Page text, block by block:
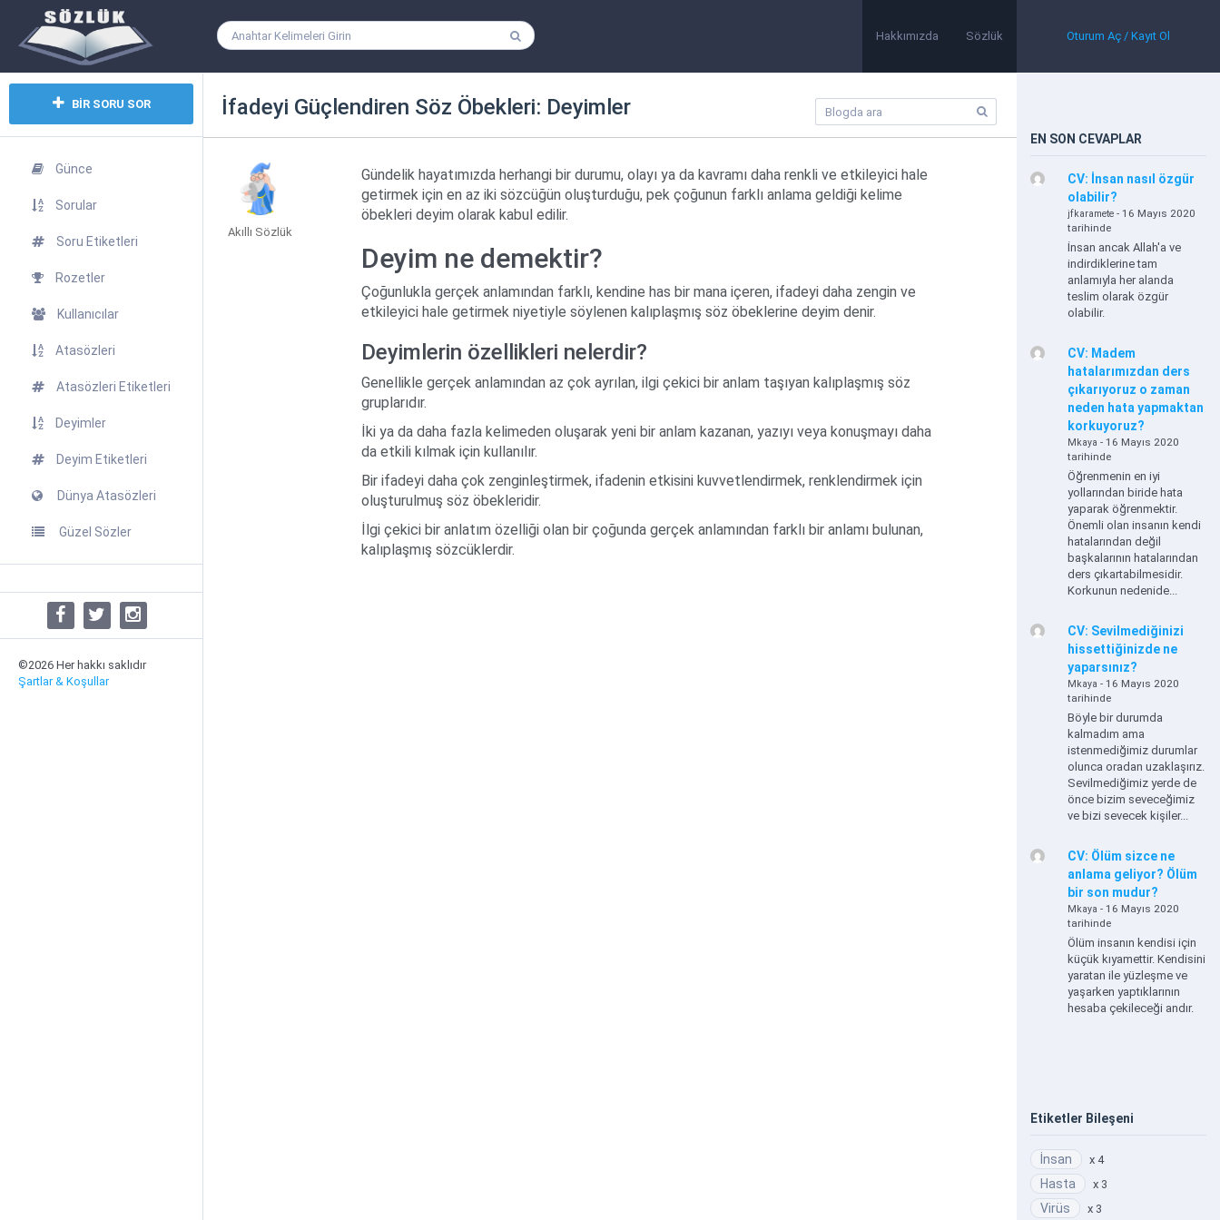
Hakkımızda Sözlük Oturum Aç / Kayıt Ol
BİR SORU SOR
Günce
Sorular
Soru Etiketleri
Rozetler
Kullanıcılar
Atasözleri
Atasözleri Etiketleri
Deyimler
Deyim Etiketleri
Dünya Atasözleri
Güzel Sözler
©2026 Her hakkı saklıdır
Şartlar & Koşullar
İfadeyi Güçlendiren Söz Öbekleri: Deyimler
Akıllı Sözlük
Gündelik hayatımızda herhangi bir durumu, olayı ya da kavramı daha renkli ve etkileyici hale
getirmek için en az iki sözcüğün oluşturduğu, pek çoğunun farklı anlama geldiği kelime
öbekleri deyim olarak kabul edilir.
Deyim ne demektir?
Çoğunlukla gerçek anlamından farklı, kendine has bir mana içeren, ifadeyi daha zengin ve
etkileyici hale getirmek niyetiyle söylenen kalıplaşmış söz öbeklerine deyim denir.
Deyimlerin özellikleri nelerdir?
Genellikle gerçek anlamından az çok ayrılan, ilgi çekici bir anlam taşıyan kalıplaşmış söz
gruplarıdır.
İki ya da daha fazla kelimeden oluşarak yeni bir anlam kazanan, yazıyı veya konuşmayı daha
da etkili kılmak için kullanılır.
Bir ifadeyi daha çok zenginleştirmek, ifadenin etkisini kuvvetlendirmek, renklendirmek için
oluşturulmuş söz öbekleridir.
İlgi çekici bir anlatım özelliği olan bir çoğunda gerçek anlamından farklı bir anlamı bulunan,
kalıplaşmış sözcüklerdir.
EN SON CEVAPLAR
CV: İnsan nasıl özgür
olabilir?
jfkaramete - 16 Mayıs 2020
tarihinde
İnsan ancak Allah'a ve
indirdiklerine tam
anlamıyla her alanda
teslim olarak özgür
olabilir.
CV: Madem
hatalarımızdan ders
çıkarıyoruz o zaman
neden hata yapmaktan
korkuyoruz?
Mkaya - 16 Mayıs 2020
tarihinde
Öğrenmenin en iyi
yollarından biride hata
yaparak öğrenmektir.
Önemli olan insanın kendi
hatalarından değil
başkalarının hatalarından
ders çıkartabilmesidir.
Korkunun nedenide...
CV: Sevilmediğinizi
hissettiğinizde ne
yaparsınız?
Mkaya - 16 Mayıs 2020
tarihinde
Böyle bir durumda
kalmadım ama
istenmediğimiz durumlar
olunca oradan uzaklaşırız.
Sevilmediğimiz yerde de
önce bizim seveceğimiz
ve bizi sevecek kişiler...
CV: Ölüm sizce ne
anlama geliyor? Ölüm
bir son mudur?
Mkaya - 16 Mayıs 2020
tarihinde
Ölüm insanın kendisi için
küçük kıyamettir. Kendisini
yaratan ile yüzleşme ve
yaşarken yaptıklarının
hesaba çekileceği andır.
Etiketler Bileşeni
İnsan x 4
Hasta x 3
Virüs x 3